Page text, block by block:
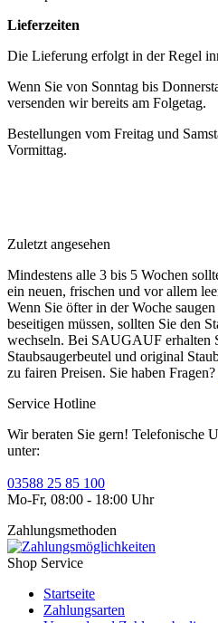
Lieferzeiten
Die Lieferung erfolgt in der Regel
Wenn Sie von Sonntag bis
versenden wir bereits am Folgetag.
Bestellungen vom Freitag und
Vormittag.
Zuletzt angesehen
Mindestens alle 3 bis 5 Wochen
ein neuen, frischen und vor allem
Wenn Sie öfter in der Woche
beseitigen müssen, sollten Sie den
wechseln. Bei SAUGAUF erhalten
Staubsaugerbeutel und original
zu fairen Preisen. Sie haben Fragen?
Service Hotline
Wir beraten Sie gern! Telefonische
unter:
03588 25 85 100
Mo-Fr, 08:00 - 18:00 Uhr
Zahlungsmethoden
Shop Service
Startseite
Zahlungsarten